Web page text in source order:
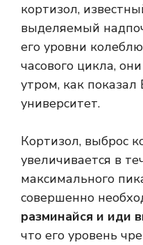
кортизол,
выделяемый
его уровни
часового цикла,
утром, как показал
университет.
Кортизол, выброс
увеличивается в
максимального
совершенно
разминайся и иди
что его уровень